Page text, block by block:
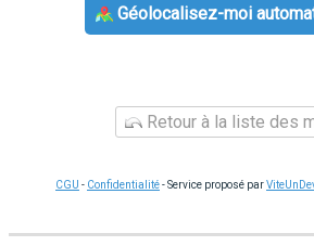
Géolocalisez-moi
Retour à la liste des
CGU - Confidentialité- Service proposé par